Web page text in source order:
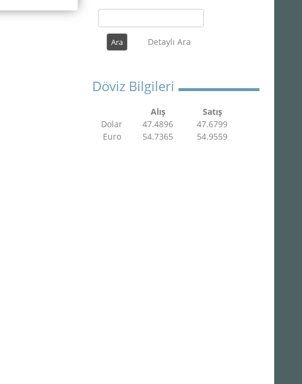
Detaylı Ara
Döviz Bilgileri
Alış
Satış
Dolar
47.4896
47.6799
Euro
54.7365 54.9559